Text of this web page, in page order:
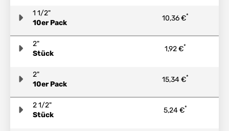
1 1/2"
10er Pack
10,36 €*
2"
Stück
1,92 €*
2"
10er Pack
15,34 €*
2 1/2"
Stück
5,24 €*